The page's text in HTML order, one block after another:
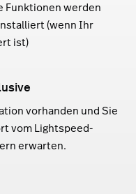
Funktionen werden
(wenn Ihr
ist)
vorhanden und Sie
vom Lightspeed-
erwarten.